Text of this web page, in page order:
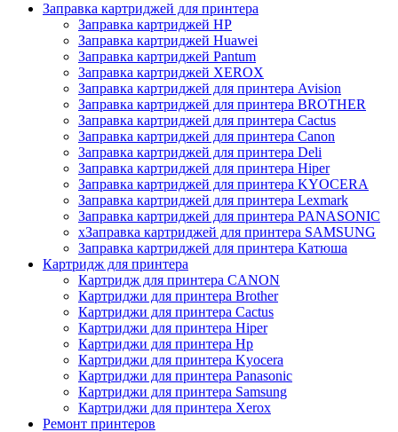
Заправка картриджей для принтера
Заправка картриджей HP
Заправка картриджей Huawei
Заправка картриджей Pantum
Заправка картриджей XEROX
Заправка картриджей для принтера Avision
Заправка картриджей для принтера BROTHER
Заправка картриджей для принтера Cactus
Заправка картриджей для принтера Canon
Заправка картриджей для принтера Deli
Заправка картриджей для принтера Hiper
Заправка картриджей для принтера KYOCERA
Заправка картриджей для принтера Lexmark
Заправка картриджей для принтера PANASONIC
xЗаправка картриджей для принтера SAMSUNG
Заправка картриджей для принтера Катюша
Картридж для принтера
Картридж для принтера CANON
Картриджи для принтера Brother
Картриджи для принтера Cactus
Картриджи для принтера Hiper
Картриджи для принтера Hp
Картриджи для принтера Kyocera
Картриджи для принтера Panasonic
Картриджи для принтера Samsung
Картриджи для принтера Xerox
Ремонт принтеров